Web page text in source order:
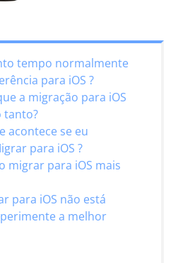
tempo normalmente
para iOS ?
a migração para iOS
tanto?
acontece se eu
para iOS ?
migrar para iOS mais
para iOS não está
a melhor